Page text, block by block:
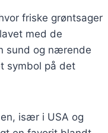
friske grøntsager
med de
sund og nærende
symbol på det
især i USA og